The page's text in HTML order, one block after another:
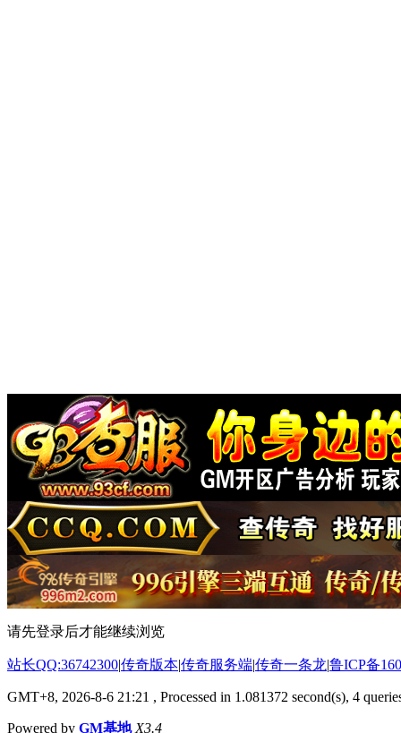
请先登录后才能继续浏览
站长QQ:36742300|传奇版本|传奇服务端|传奇一条龙|鲁ICP备
GMT+8, 2026-8-6 21:21 , Processed in 1.081372 second(s), 4
Powered by GM基地 X3.4